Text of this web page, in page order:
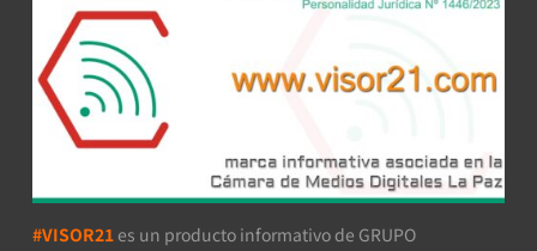
#VISOR21 es un producto informativo de GRUPO